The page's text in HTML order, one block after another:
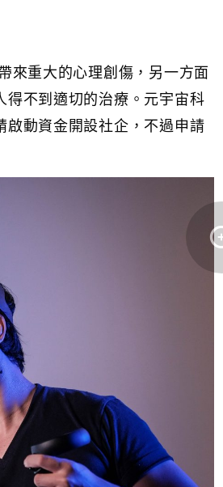
來重大的心理創傷，另一方面
不到適切的治療。元宇宙科
動資金開設社企，不過申請